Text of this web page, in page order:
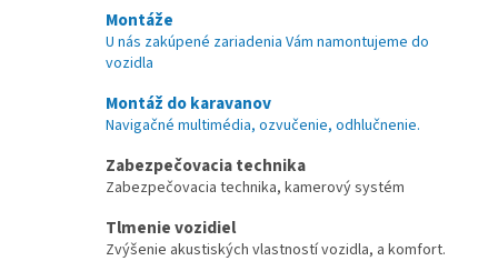
Montáže
U nás zakúpené zariadenia Vám namontujeme do
vozidla
Montáž do karavanov
Navigačné multimédia, ozvučenie, odhlučnenie.
Zabezpečovacia technika
Zabezpečovacia technika, kamerový systém
Tlmenie vozidiel
Zvýšenie akustiských vlastností vozidla, a komfort.